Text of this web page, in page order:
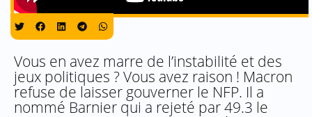
Vous en avez marre de l’instabilité et des
jeux politiques ? Vous avez raison ! Macron
refuse de laisser gouverner le NFP. Il a
nommé Barnier qui a rejeté par 49.3 le